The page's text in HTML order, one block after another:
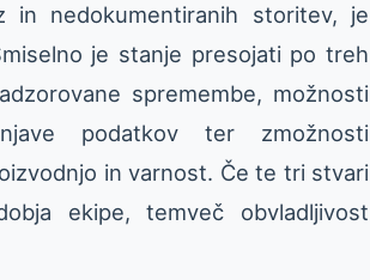
in nedokumentiranih storitev, je
je stanje presojati po treh
spremembe, možnosti
podatkov ter zmožnosti
in varnost. Če te tri stvari
ekipe, temveč obvladljivost